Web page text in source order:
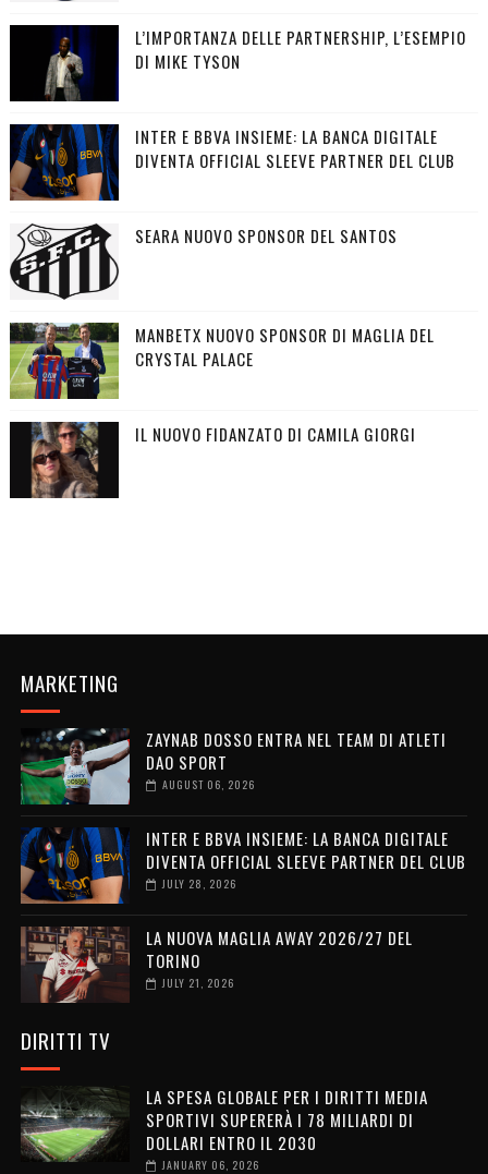
L’IMPORTANZA DELLE PARTNERSHIP, L’ESEMPIO
DI MIKE TYSON
INTER E BBVA INSIEME: LA BANCA DIGITALE
DIVENTA OFFICIAL SLEEVE PARTNER DEL CLUB
SEARA NUOVO SPONSOR DEL SANTOS
MANBETX NUOVO SPONSOR DI MAGLIA DEL
CRYSTAL PALACE
IL NUOVO FIDANZATO DI CAMILA GIORGI
MARKETING
ZAYNAB DOSSO ENTRA NEL TEAM DI ATLETI
DAO SPORT
AUGUST 06, 2026
INTER E BBVA INSIEME: LA BANCA DIGITALE
DIVENTA OFFICIAL SLEEVE PARTNER DEL CLUB
JULY 28, 2026
LA NUOVA MAGLIA AWAY 2026/27 DEL
TORINO
JULY 21, 2026
DIRITTI TV
LA SPESA GLOBALE PER I DIRITTI MEDIA
SPORTIVI SUPERERÀ I 78 MILIARDI DI
DOLLARI ENTRO IL 2030
JANUARY 06, 2026